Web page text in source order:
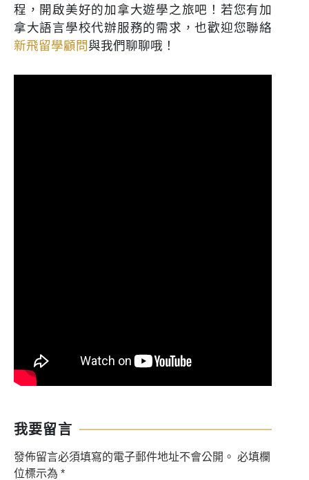
程，開啟美好的加拿大遊學之旅吧！若您有加
拿大語言學校代辦服務的需求，也歡迎您聯絡
新飛留學顧問與我們聊聊哦！
我要留言
發佈留言必須填寫的電子郵件地址不會公開。 必填欄
位標示為 *